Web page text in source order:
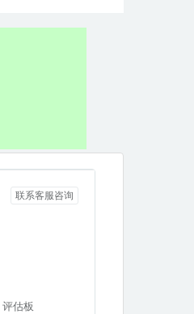
联系客服咨询
评估板